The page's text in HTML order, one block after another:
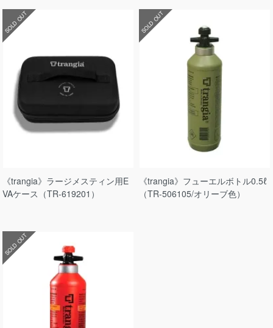
SOLD OUT
《trangia》ラージメスティン用E
VAケース（TR-619201）
SOLD OUT
《trangia》フューエルボトル0.5ℓ
（TR-506105/オリーブ色）
SOLD OUT